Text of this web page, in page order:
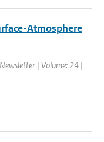
Atmosphere
| Volume: 24 |